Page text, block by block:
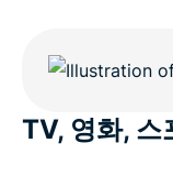
TV, 영화, 스